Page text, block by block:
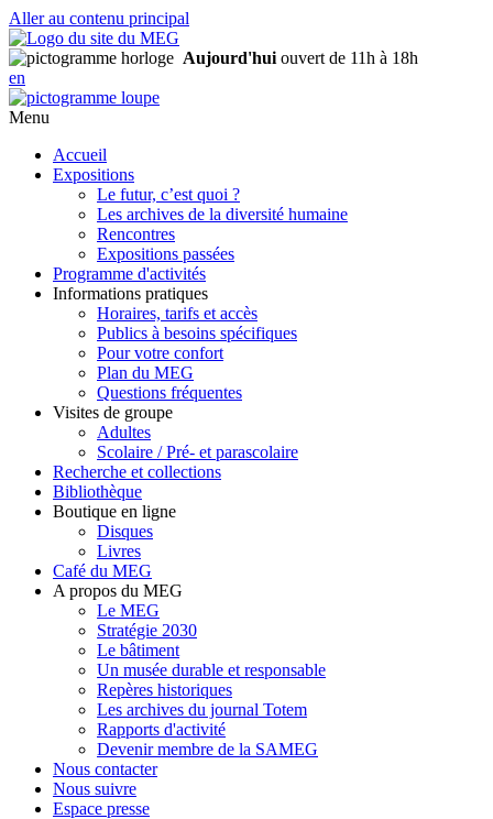
Aller au contenu principal
Aujourd'hui ouvert de 11h à 18h
en
Menu
Accueil
Expositions
Le futur, c’est quoi ?
Les archives de la diversité humaine
Rencontres
Expositions passées
Programme d'activités
Informations pratiques
Horaires, tarifs et accès
Publics à besoins spécifiques
Pour votre confort
Plan du MEG
Questions fréquentes
Visites de groupe
Adultes
Scolaire / Pré- et parascolaire
Recherche et collections
Bibliothèque
Boutique en ligne
Disques
Livres
Café du MEG
A propos du MEG
Le MEG
Stratégie 2030
Le bâtiment
Un musée durable et responsable
Repères historiques
Les archives du journal Totem
Rapports d'activité
Devenir membre de la SAMEG
Nous contacter
Nous suivre
Espace presse